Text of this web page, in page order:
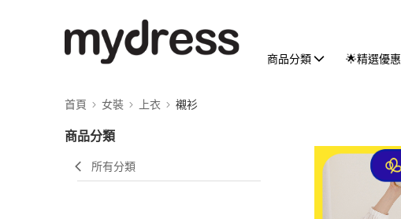
商品分類 🌟精選優惠
首頁 女裝 上衣 襯衫
商品分類
所有分類